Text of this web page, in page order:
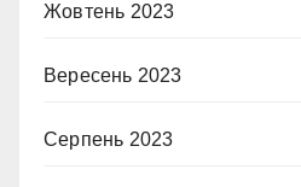
Жовтень 2023
Вересень 2023
Серпень 2023